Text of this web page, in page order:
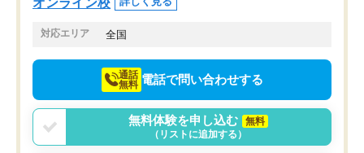
てきたので、さらに苦手な数学も追加
でお願いしました。来年の高校受験に
対応エリア 全国
通話
無料 電話で問い合わせする
無料体験を申し込む
無料
（リストに追加する）